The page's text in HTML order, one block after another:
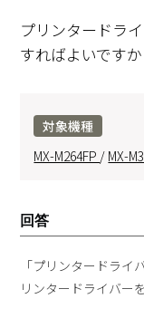
プリンタードラ
すればよいですか
対象機種
MX-M264FP / MX-
回答
「プリンタードラ
リンタードライバー